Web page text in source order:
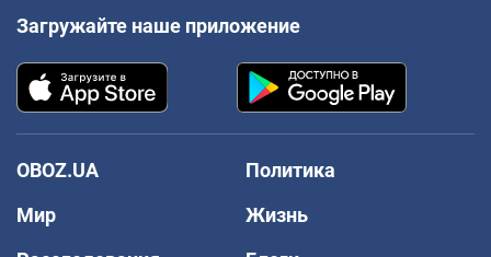
Загружайте наше приложение
OBOZ.UA
Политика
Мир
Жизнь